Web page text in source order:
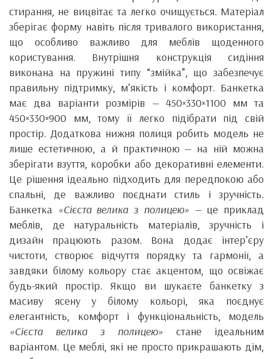
стирання, не вицвітає та легко очищується. Матеріал
зберігає форму навіть після тривалого використання,
що особливо важливо для меблів щоденного
користування. Внутрішня конструкція сидіння
виконана на пружині типу “змійка”, що забезпечує
правильну підтримку, м’якість і комфорт. Банкетка
має два варіанти розмірів — 450×330×1100 мм та
450×330×900 мм, тому її легко підібрати під свій
простір. Додаткова нижня полиця робить модель не
лише естетичною, а й практичною — на ній можна
зберігати взуття, коробки або декоративні елементи.
Це рішення ідеально підходить для передпокою або
спальні, де важливо поєднати стиль і зручність.
Банкетка «Сієста велика з полицею» — це приклад
меблів, де натуральність матеріалів, зручність і
дизайн працюють разом. Вона додає інтер’єру
чистоти, створює відчуття порядку та гармонії, а
завдяки білому кольору стає акцентом, що освіжає
будь-який простір. Якщо ви шукаєте банкетку з
масиву ясену у білому кольорі, яка поєднує
елегантність, комфорт і функціональність, модель
«Сієста велика з полицею» стане ідеальним
варіантом. Це меблі, які не просто прикрашають дім,